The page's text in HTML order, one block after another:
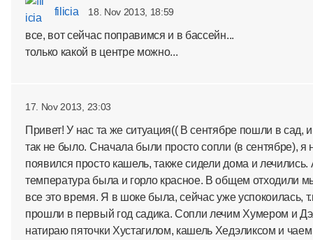
filicia 18. Nov 2013, 18:59
все, вот сейчас поправимся и в бассейн...
только какой в центре можно...
17. Nov 2013, 23:03
Привет! У нас та же ситуация(( В сентябре пошли в сад,
так не было. Сначала были просто сопли (в сентябре), я
появился просто кашель, также сидели дома и лечились.
температура была и горло красное. В общем отходили
все это время. Я в шоке была, сейчас уже успокоилась,
прошли в первый год садика. Сопли лечим Хумером и
натираю пяточки Хустагилом, кашель Хедэликсом и